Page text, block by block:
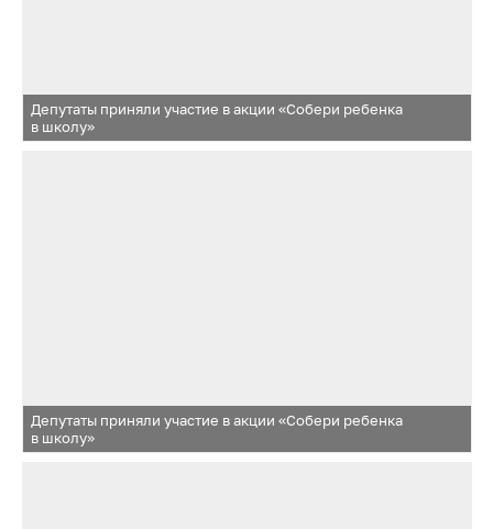
Депутаты приняли участие в акции «Собери ребенка
в школу»
Депутаты приняли участие в акции «Собери ребенка
в школу»